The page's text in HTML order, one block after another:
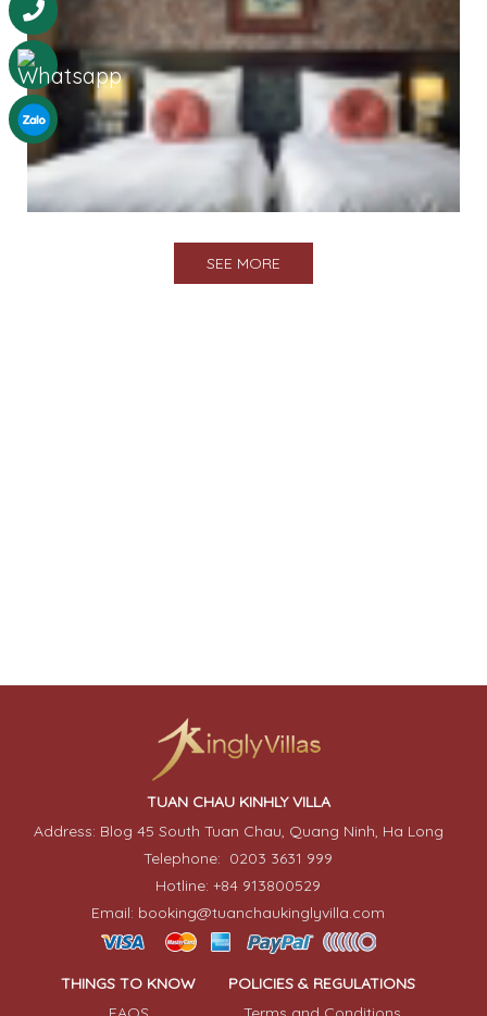
SEE MORE
TUAN CHAU KINHLY VILLA
Address: Blog 45 South Tuan Chau, Quang Ninh, Ha Long
Telephone: 0203 3631 999
Hotline: +84 913800529
Email: booking@tuanchaukinglyvilla.com
THINGS TO KNOW
POLICIES & REGULATIONS